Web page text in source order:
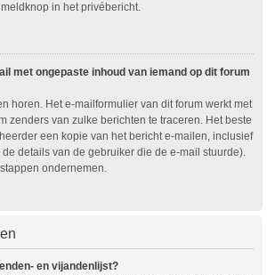
in het privébericht.
met ongepaste inhoud van iemand op dit forum
horen. Het e-mailformulier van dit forum werkt met
zenders van zulke berichten te traceren. Het beste
een kopie van het bericht e-mailen, inclusief
details van de gebruiker die de e-mail stuurde).
ondernemen.
en vijandenlijst?